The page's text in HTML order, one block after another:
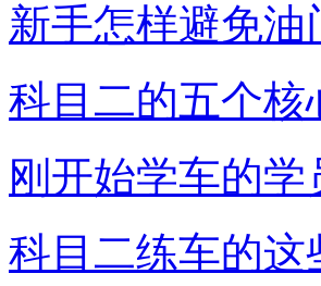
新手怎样避免油
科目二的五个
刚开始学车的
科目二练车的